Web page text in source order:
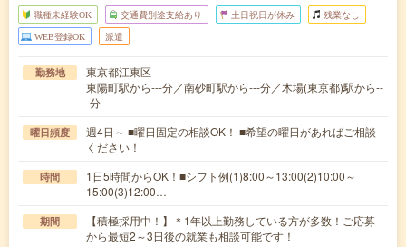
職種未経験OK 交通費別途支給あり 土日祝日が休み 残業なし
WEB登録OK 派遣
勤務地
東京都江東区
東陽町駅から---分／南砂町駅から---分／木場(東京都)駅から--
-分
曜日頻度
週4日～ ■曜日固定の相談OK！ ■希望の曜日があればご相談
ください！
時間
1日5時間からOK！■シフト例(1)8:00～13:00(2)10:00～
15:00(3)12:00…
期間
【積極採用中！】＊1年以上勤務している方が多数！ご応募
から最短2～3日後の就業も相談可能です！